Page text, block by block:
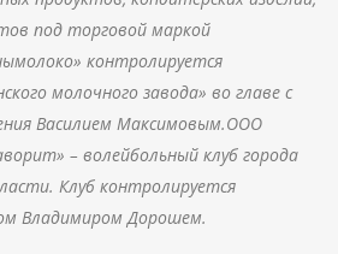
под торговой маркой
контролируется
молочного завода» во главе с
Василием Максимовым.ООО
– волейбольный клуб города
Клуб контролируется
Владимиром Дорошем.